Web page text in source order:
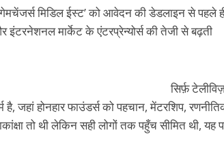
गेमचेंजर्समिडिलईस्ट’कोआवेदनकीडेडलाइनसेपहले
इंटरनेशनलमार्केटकेएंटरप्रेन्योर्सकीतेजी से बढ़ती
सिर्फ़
है,जहांहोनहारफाउंडर्सकोपहचान,मेंटरशिप,
तोथीलेकिनसहीलोगोंतकपहुँचसीमितथी,यह